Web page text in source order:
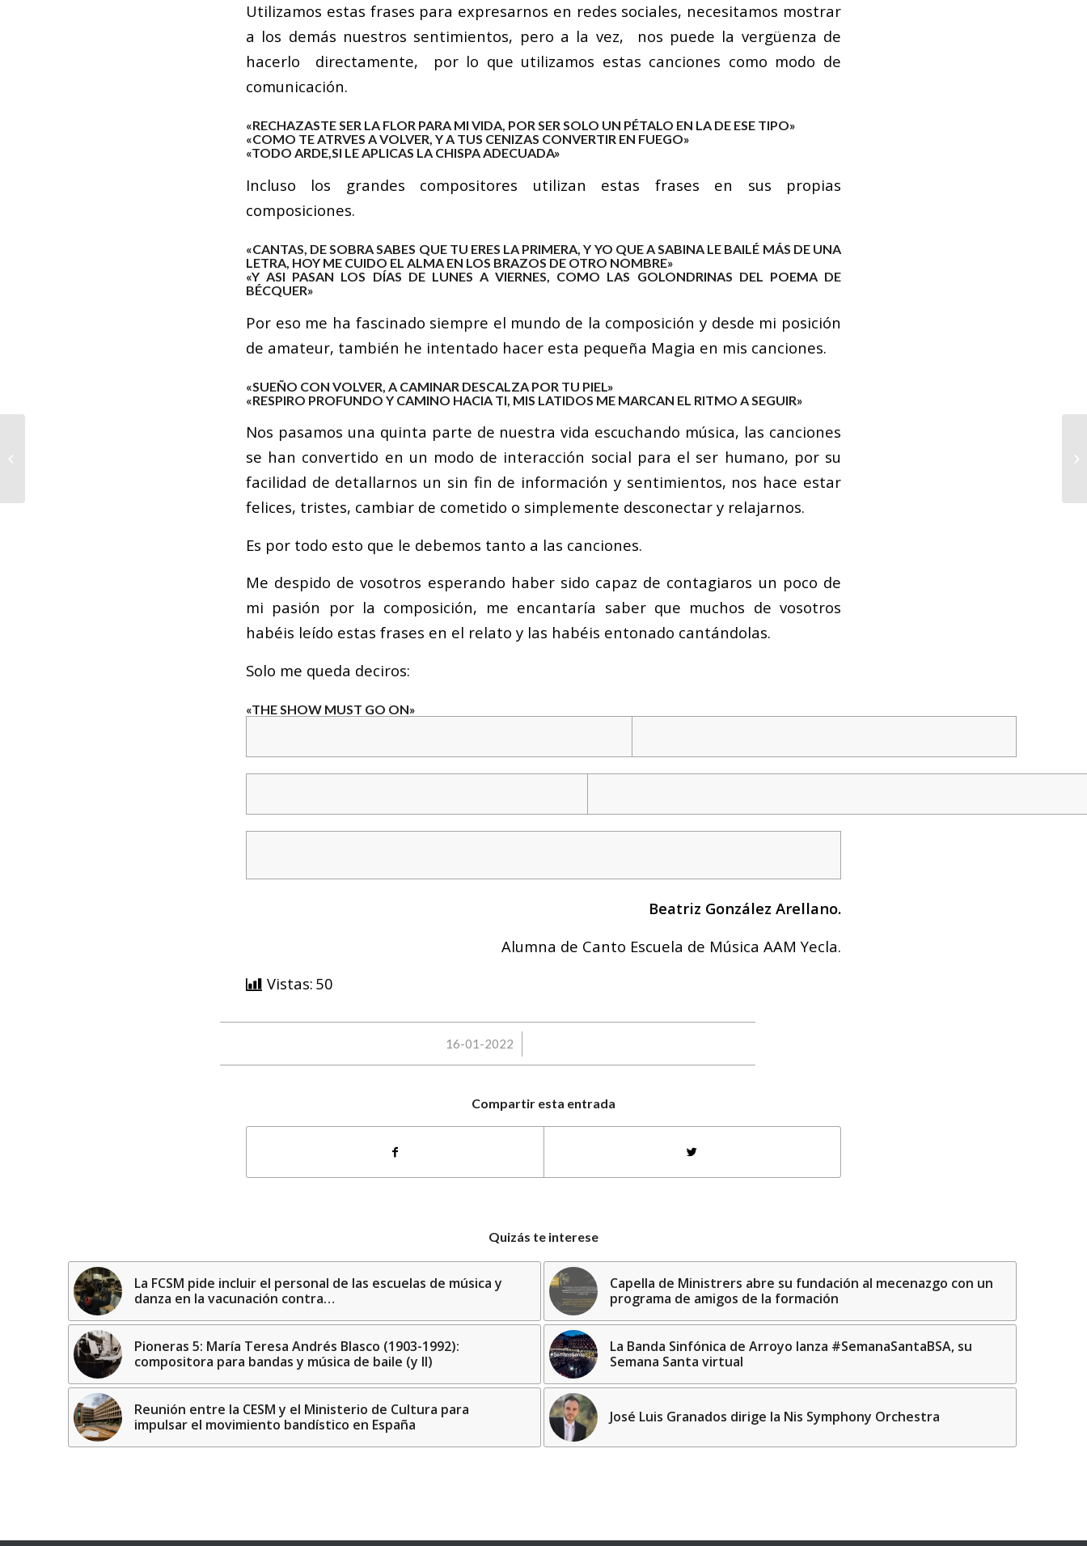
Utilizamos estas frases para expresarnos en redes sociales, necesitamos mostrar
a los demás nuestros sentimientos, pero a la vez, nos puede la vergüenza de
hacerlo directamente, por lo que utilizamos estas canciones como modo de
comunicación.
«RECHAZASTE SER LA FLOR PARA MI VIDA, POR SER SOLO UN PÉTALO EN LA DE ESE TIPO»
«COMO TE ATRVES A VOLVER, Y A TUS CENIZAS CONVERTIR EN FUEGO»
«TODO ARDE,SI LE APLICAS LA CHISPA ADECUADA»
Incluso los grandes compositores utilizan estas frases en sus propias
composiciones.
«CANTAS, DE SOBRA SABES QUE TU ERES LA PRIMERA, Y YO QUE A SABINA LE BAILÉ MÁS DE UNA
LETRA, HOY ME CUIDO EL ALMA EN LOS BRAZOS DE OTRO NOMBRE»
«Y ASI PASAN LOS DÍAS DE LUNES A VIERNES, COMO LAS GOLONDRINAS DEL POEMA DE
BÉCQUER»
Por eso me ha fascinado siempre el mundo de la composición y desde mi posición
de amateur, también he intentado hacer esta pequeña Magia en mis canciones.
«SUEÑO CON VOLVER, A CAMINAR DESCALZA POR TU PIEL»
«RESPIRO PROFUNDO Y CAMINO HACIA TI, MIS LATIDOS ME MARCAN EL RITMO A SEGUIR»
Nos pasamos una quinta parte de nuestra vida escuchando música, las canciones
se han convertido en un modo de interacción social para el ser humano, por su
facilidad de detallarnos un sin fin de información y sentimientos, nos hace estar
felices, tristes, cambiar de cometido o simplemente desconectar y relajarnos.
Es por todo esto que le debemos tanto a las canciones.
Me despido de vosotros esperando haber sido capaz de contagiaros un poco de
mi pasión por la composición, me encantaría saber que muchos de vosotros
habéis leído estas frases en el relato y las habéis entonado cantándolas.
Solo me queda deciros:
«THE SHOW MUST GO ON»
Beatriz González Arellano.
Alumna de Canto Escuela de Música AAM Yecla.
Vistas: 50
16-01-2022
/
Compartir esta entrada
Quizás te interese
La FCSM pide incluir el personal de las escuelas de música y
danza en la vacunación contra…
Capella de Ministrers abre su fundación al mecenazgo con un
programa de amigos de la formación
Pioneras 5: María Teresa Andrés Blasco (1903-1992):
compositora para bandas y música de baile (y II)
La Banda Sinfónica de Arroyo lanza #SemanaSantaBSA, su
Semana Santa virtual
Reunión entre la CESM y el Ministerio de Cultura para
impulsar el movimiento bandístico en España
José Luis Granados dirige la Nis Symphony Orchestra